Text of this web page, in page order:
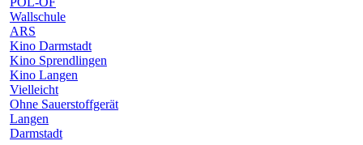
Wallschule
ARS
Kino Darmstadt
Kino Sprendlingen
Kino Langen
Vielleicht
Ohne Sauerstoffgerät
Langen
Darmstadt